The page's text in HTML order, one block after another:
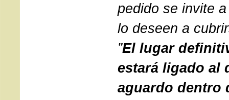
pedido se invite
lo deseen a
”El lugar
estará ligado al
aguardo dentro